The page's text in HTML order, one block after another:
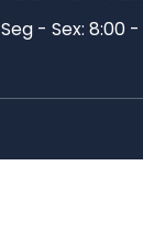
Seg - Sex: 8:00